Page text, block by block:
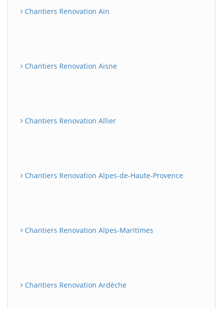
Chantiers Renovation Ain
Chantiers Renovation Aisne
Chantiers Renovation Allier
Chantiers Renovation Alpes-de-Haute-Provence
Chantiers Renovation Alpes-Maritimes
Chantiers Renovation Ardèche